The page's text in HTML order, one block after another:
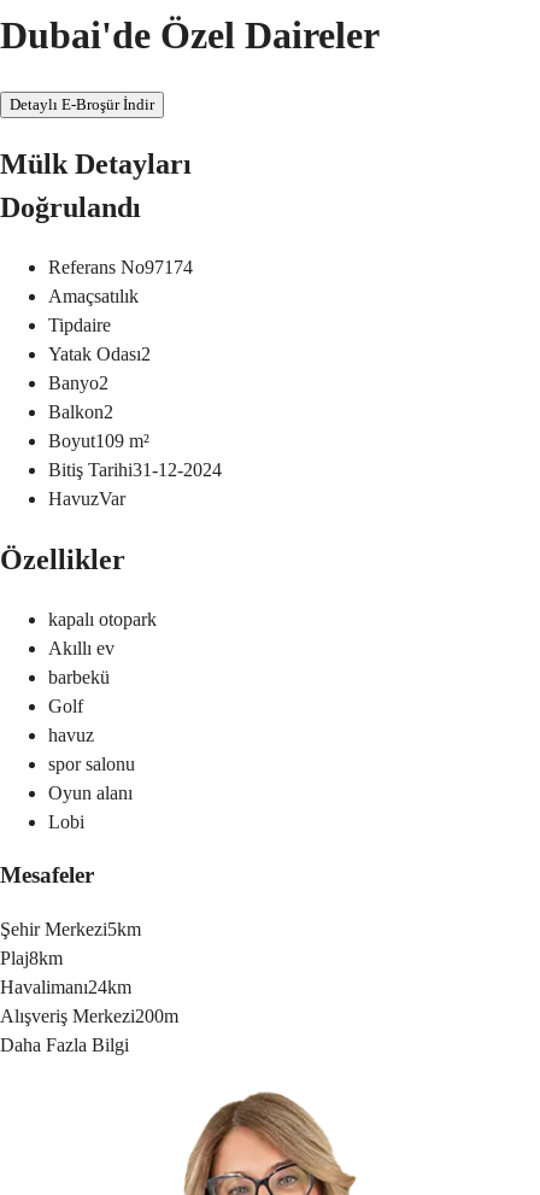
Dubai'de Özel Daireler
Detaylı E-Broşür İndir
Mülk Detayları
Doğrulandı
Referans No97174
Amaçsatılık
Tipdaire
Yatak Odası2
Banyo2
Balkon2
Boyut109 m²
Bitiş Tarihi31-12-2024
HavuzVar
Özellikler
kapalı otopark
Akıllı ev
barbekü
Golf
havuz
spor salonu
Oyun alanı
Lobi
Mesafeler
Şehir Merkezi5km
Plaj8km
Havalimanı24km
Alışveriş Merkezi200m
Daha Fazla Bilgi